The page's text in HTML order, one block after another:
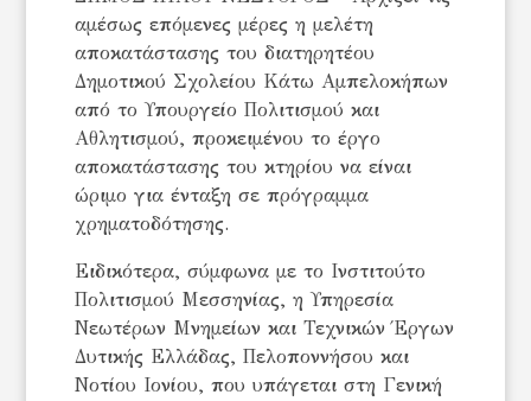
αμέσως επόμενες μέρες η μελέτη
αποκατάστασης του διατηρητέου
Δημοτικού Σχολείου Κάτω Αμπελοκήπων
από το Υπουργείο Πολιτισμού και
Αθλητισμού, προκειμένου το έργο
αποκατάστασης του κτηρίου να είναι
ώριμο για ένταξη σε πρόγραμμα
χρηματοδότησης.
Ειδικότερα, σύμφωνα με το Ινστιτούτο
Πολιτισμού Μεσσηνίας, η Υπηρεσία
Νεωτέρων Μνημείων και Τεχνικών Έργων
Δυτικής Ελλάδας, Πελοποννήσου και
Νοτίου Ιονίου, που υπάγεται στη Γενική